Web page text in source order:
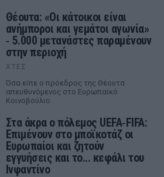
Θέουτα: «Οι κάτοικοι είναι
ανήμποροι και γεμάτοι αγωνία»
‑ 5.000 μετανάστες παραμένουν
στην περιοχή
ΧΤΕΣ
Όσα είπε ο πρόεδρος της Θέουτα
απευθυνόμενος στο Ευρωπαϊκό
Κοινοβούλιο
Στα άκρα ο πόλεμος UEFA‑FIFA:
Επιμένουν στο μποϊκοτάζ οι
Ευρωπαίοι και ζητούν
εγγυήσεις και το... κεφάλι του
Ινφαντίνο